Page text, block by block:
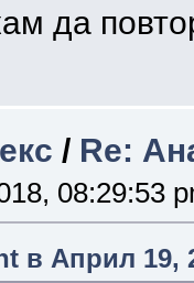
да
/ Re:
08:29:53
в Април 19,